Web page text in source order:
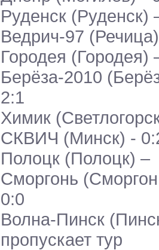
Руденск (Руденск)
Ведрич-97
Городея (Городея)
Берёза-2010
2:1
Химик
СКВИЧ (Минск) -
Полоцк (Полоцк) –
Сморгонь
0:0
Волна-Пинск
пропускает тур